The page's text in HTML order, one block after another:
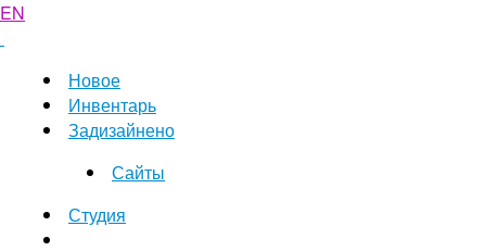
EN
Новое
Инвентарь
Задизайнено
Сайты
Студия